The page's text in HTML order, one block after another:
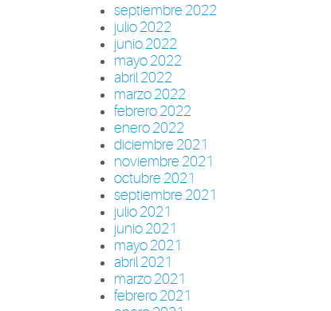
septiembre 2022
julio 2022
junio 2022
mayo 2022
abril 2022
marzo 2022
febrero 2022
enero 2022
diciembre 2021
noviembre 2021
octubre 2021
septiembre 2021
julio 2021
junio 2021
mayo 2021
abril 2021
marzo 2021
febrero 2021